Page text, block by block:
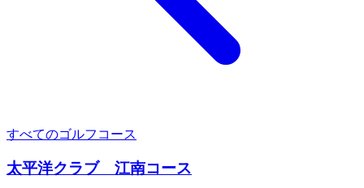
すべてのゴルフコース
太平洋クラブ 江南コース